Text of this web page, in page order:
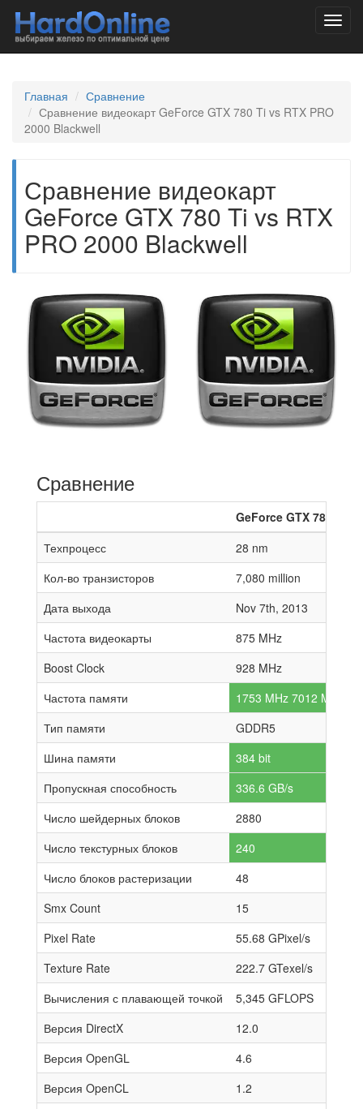
Главная
Сравнение
Сравнение видеокарт GeForce GTX 780 Ti vs RTX PRO
2000 Blackwell
Сравнение видеокарт
GeForce GTX 780 Ti vs RTX
PRO 2000 Blackwell
Сравнение
GeForce GTX 780 Ti
Техпроцесс
28 nm
Кол-во транзисторов
7,080 million
Дата выхода
Nov 7th, 2013
Частота видеокарты
875 MHz
Boost Clock
928 MHz
Частота памяти
1753 MHz 7012 MHz
Тип памяти
GDDR5
Шина памяти
384 bit
Пропускная способность
336.6 GB/s
Число шейдерных блоков
2880
Число текстурных блоков
240
Число блоков растеризации
48
Smx Count
15
Pixel Rate
55.68 GPixel/s
Texture Rate
222.7 GTexel/s
Вычисления с плавающей точкой
5,345 GFLOPS
Версия DirectX
12.0
Версия OpenGL
4.6
Версия OpenCL
1.2